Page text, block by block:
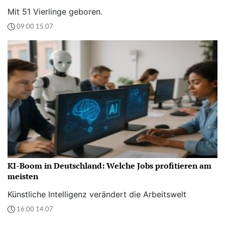
Mit 51 Vierlinge geboren.
09:00 15.07
KI-Boom in Deutschland: Welche Jobs profitieren am
meisten
Künstliche Intelligenz verändert die Arbeitswelt
16:00 14.07